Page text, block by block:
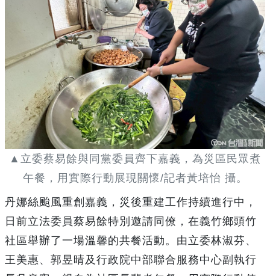
▲立委蔡易餘與同黨委員齊下嘉義，為災區民眾煮
午餐，用實際行動展現關懷/記者黃培怡 攝。
丹娜絲颱風重創嘉義，災後重建工作持續進行中，
日前立法委員蔡易餘特別邀請同僚，在義竹鄉頭竹
社區舉辦了一場溫馨的共餐活動。由立委林淑芬、
王美惠、郭昱晴及行政院中部聯合服務中心副執行